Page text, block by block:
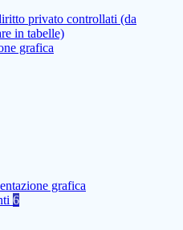
privato controllati (da
in tabelle)
grafica
grafica
6